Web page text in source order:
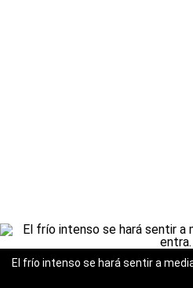
El frío intenso se hará sentir a